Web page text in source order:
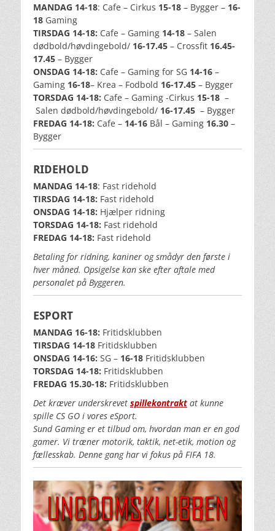
MANDAG 14-18: Cafe – Cirkus 15-18 – Bygger – 16-
18 Gaming
TIRSDAG 14-18: Cafe – Gaming 14-18 – Salen
dødbold/høvdingebold/ 16-17.45 – Crossfit 16.45-
17.45 – Bygger
ONSDAG 14-18: Cafe – Gaming for SG 14-16 –
Gaming 16-18– Krea – Fodbold 16-17.45 – Bygger
TORSDAG 14-18: Cafe – Gaming -Cirkus 15-18 –
Salen dødbold/høvdingebold/ 16-17.45 – Bygger
FREDAG 14-18: Cafe – 14-16 Bål – Gaming 16.30 –
Bygger
RIDEHOLD
MANDAG 14-18: Fast ridehold
TIRSDAG 14-18: Fast ridehold
ONSDAG 14-18: Hjælper ridning
TORSDAG 14-18: Fast ridehold
FREDAG 14-18: Fast ridehold
Betaling for ridning, kaniner og smådyr den første i
hver måned. Opsigelse kan ske efter aftale med
personalet på Byggeren.
ESPORT
MANDAG 16-18: Fritidsklubben
TIRSDAG 14-18 Fritidsklubben
ONSDAG 14-16: SG – 16-18 Fritidsklubben
TORSDAG 14-18: Fritidsklubben
FREDAG 15.30-18: Fritidsklubben
Det kræver underskrevet spillekontrakt at kunne
spille CS GO i vores eSport.
Sund Gaming er et tilbud om, hvordan man er en god
gamer. Vi træner motorik, taktik, net-etik, motion og
fællesskab. Denne gang har vi fokus på FIFA 18.